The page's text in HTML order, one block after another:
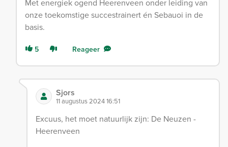
Met energiek ogend Heerenveen onder leiding van
onze toekomstige succestrainert én Sebauoi in de
basis.
5 Reageer
Sjors
11 augustus 2024 16:51
Excuus, het moet natuurlijk zijn: De Neuzen -
Heerenveen